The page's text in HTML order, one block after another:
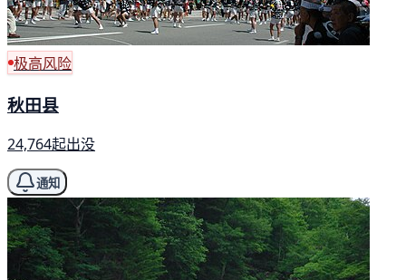
极高风险
秋田县
24,764起出没
通知